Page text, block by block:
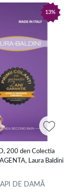
13%
200 den Colectia
Laura Baldini
DE DAMĂ